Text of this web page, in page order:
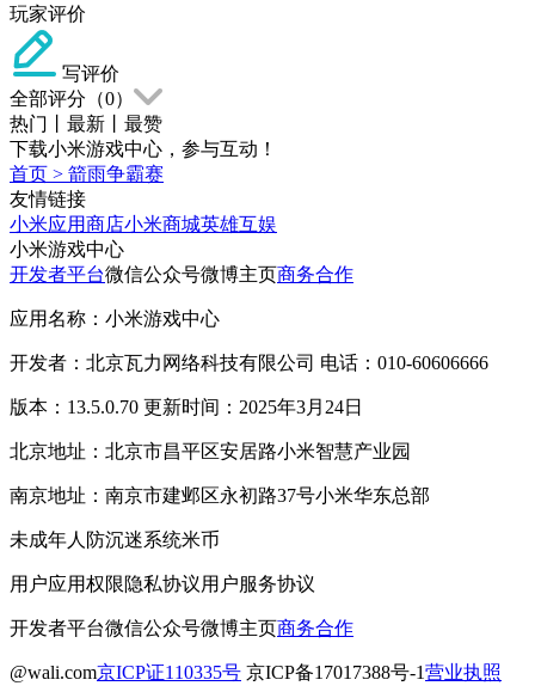
玩家评价
写评价
全部评分（0）
热门
最新
最赞
下载小米游戏中心，参与互动！
首页 > 箭雨争霸赛
友情链接
小米应用商店小米商城英雄互娱
小米游戏中心
开发者平台微信公众号微博主页商务合作
应用名称：小米游戏中心
开发者：北京瓦力网络科技有限公司 电话：010-60606666
版本：13.5.0.70 更新时间：2025年3月24日
北京地址：北京市昌平区安居路小米智慧产业园
南京地址：南京市建邺区永初路37号小米华东总部
未成年人防沉迷系统米币
用户应用权限隐私协议用户服务协议
开发者平台微信公众号微博主页商务合作
@wali.com京ICP证110335号 京ICP备17017388号-1营业执照